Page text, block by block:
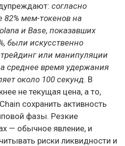
согласно
82% мем-токенов на
и Base, показавших
были искусственно
или манипуляции
среднее время удержания
около 100 секунд. В
не текущая цена, а то,
сохранить активность
фазы. Резкие
— обычное явление, и
риски ликвидности и